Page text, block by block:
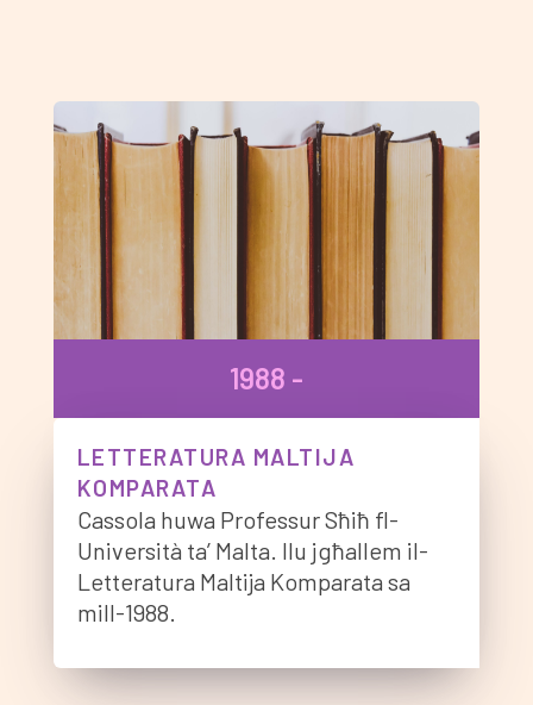
1988 -
LETTERATURA MALTIJA
KOMPARATA
Cassola huwa Professur Sħiħ fl-
Università ta’ Malta. Ilu jgħallem il-
Letteratura Maltija Komparata sa
mill-1988.